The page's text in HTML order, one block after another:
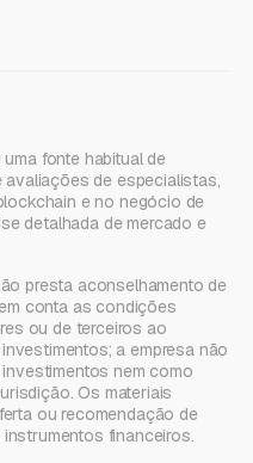
fonte habitual de
avaliações de especialistas,
e no negócio de
detalhada de mercado e
presta aconselhamento de
conta as condições
ou de terceiros ao
a empresa não
nem como
Os materiais
ou recomendação de
financeiros.